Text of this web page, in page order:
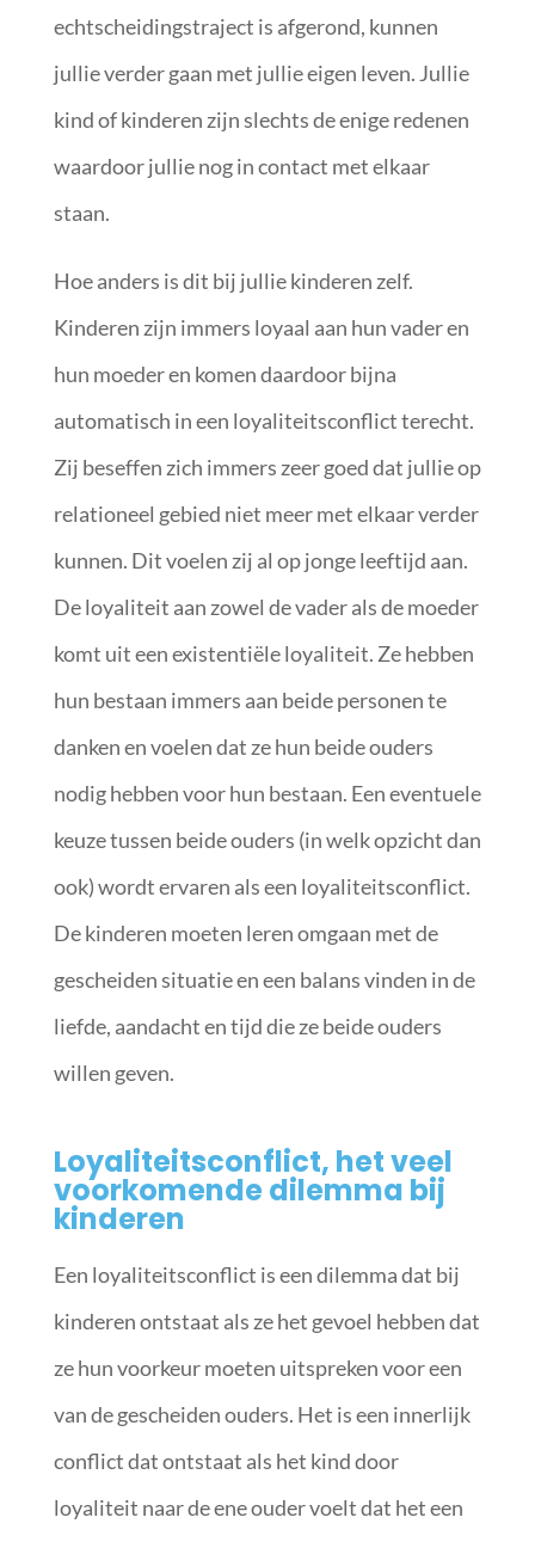
echtscheidingstraject is afgerond, kunnen
jullie verder gaan met jullie eigen leven. Jullie
kind of kinderen zijn slechts de enige redenen
waardoor jullie nog in contact met elkaar
staan.
Hoe anders is dit bij jullie kinderen zelf.
Kinderen zijn immers loyaal aan hun vader en
hun moeder en komen daardoor bijna
automatisch in een loyaliteitsconflict terecht.
Zij beseffen zich immers zeer goed dat jullie op
relationeel gebied niet meer met elkaar verder
kunnen. Dit voelen zij al op jonge leeftijd aan.
De loyaliteit aan zowel de vader als de moeder
komt uit een existentiële loyaliteit. Ze hebben
hun bestaan immers aan beide personen te
danken en voelen dat ze hun beide ouders
nodig hebben voor hun bestaan. Een eventuele
keuze tussen beide ouders (in welk opzicht dan
ook) wordt ervaren als een loyaliteitsconflict.
De kinderen moeten leren omgaan met de
gescheiden situatie en een balans vinden in de
liefde, aandacht en tijd die ze beide ouders
willen geven.
Loyaliteitsconflict, het veel
voorkomende dilemma bij
kinderen
Een loyaliteitsconflict is een dilemma dat bij
kinderen ontstaat als ze het gevoel hebben dat
ze hun voorkeur moeten uitspreken voor een
van de gescheiden ouders. Het is een innerlijk
conflict dat ontstaat als het kind door
loyaliteit naar de ene ouder voelt dat het een